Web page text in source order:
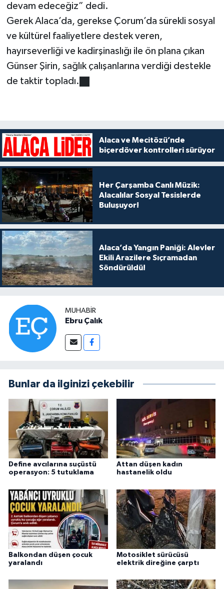
devam edeceğiz” dedi.
Gerek Alaca’da, gerekse Çorum’da sürekli sosyal
ve kültürel faaliyetlere destek veren,
hayırseverliği ve kadirşinaslığı ile ön plana çıkan
Günser Şirin, sağlık çalışanlarına verdiği destekle
de taktir topladı.
Alaca ve Mecitözü’nde
biçerdöver kontrolleri sürüyor
Her Çarşamba Canlı Müzik:
Alacalılar Sosyal Tesislerde
Buluşuyor!
Alaca’da Yangın Paniği: Alevler
Ekili Arazilere Sıçramadan
Söndürüldü!
MUHABIR
Ebru Çalık
Bunlar da ilginizi çekebilir
Define avcılarına suçüstü
operasyon: 5 tutuklama
Attan düşen kadın
hastanelik oldu
Balkondan düşen çocuk
yaralandı
Motosiklet sürücüsü
elektrik direğine çarptı